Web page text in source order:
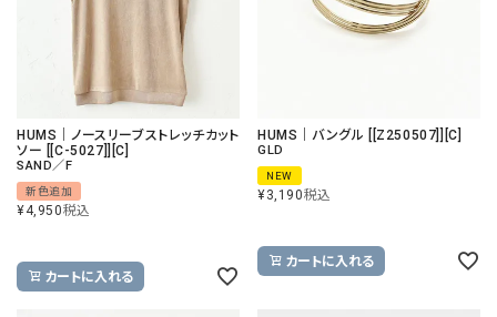
HUMS｜ノースリーブストレッチカット
ソー [[C-5027]][C]
SAND／F
新色追加
¥4,950税込
カートに入れる
HUMS｜バングル [[Z250507]][C]
GLD
NEW
¥3,190税込
カートに入れる